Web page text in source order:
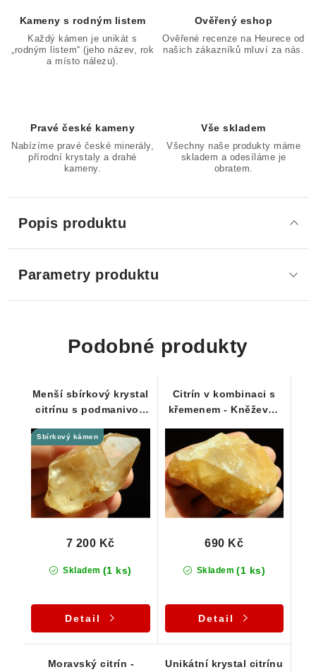
Kameny s rodným listem
Každý kámen je unikát s
„rodným listem“ (jeho název, rok
a místo nálezu).
Ověřený eshop
Ověřené recenze na Heurece od
našich zákazníků mluví za nás.
Pravé české kameny
Nabízíme pravé české minerály,
přírodní krystaly a drahé
kameny.
Vše skladem
Všechny naše produkty máme
skladem a odesíláme je
obratem.
Popis produktu
Parametry produktu
Podobné produkty
Menší sbírkový krystal
citrínu s podmanivou
odleskem
Sbírkový kámen
Skladem (1 ks)
7 200 Kč
Detail
Citrín v kombinaci s
křemenem - Kněževes
Skladem (1 ks)
690 Kč
Detail
Moravský citrín -
Unikátní krystal citrínu